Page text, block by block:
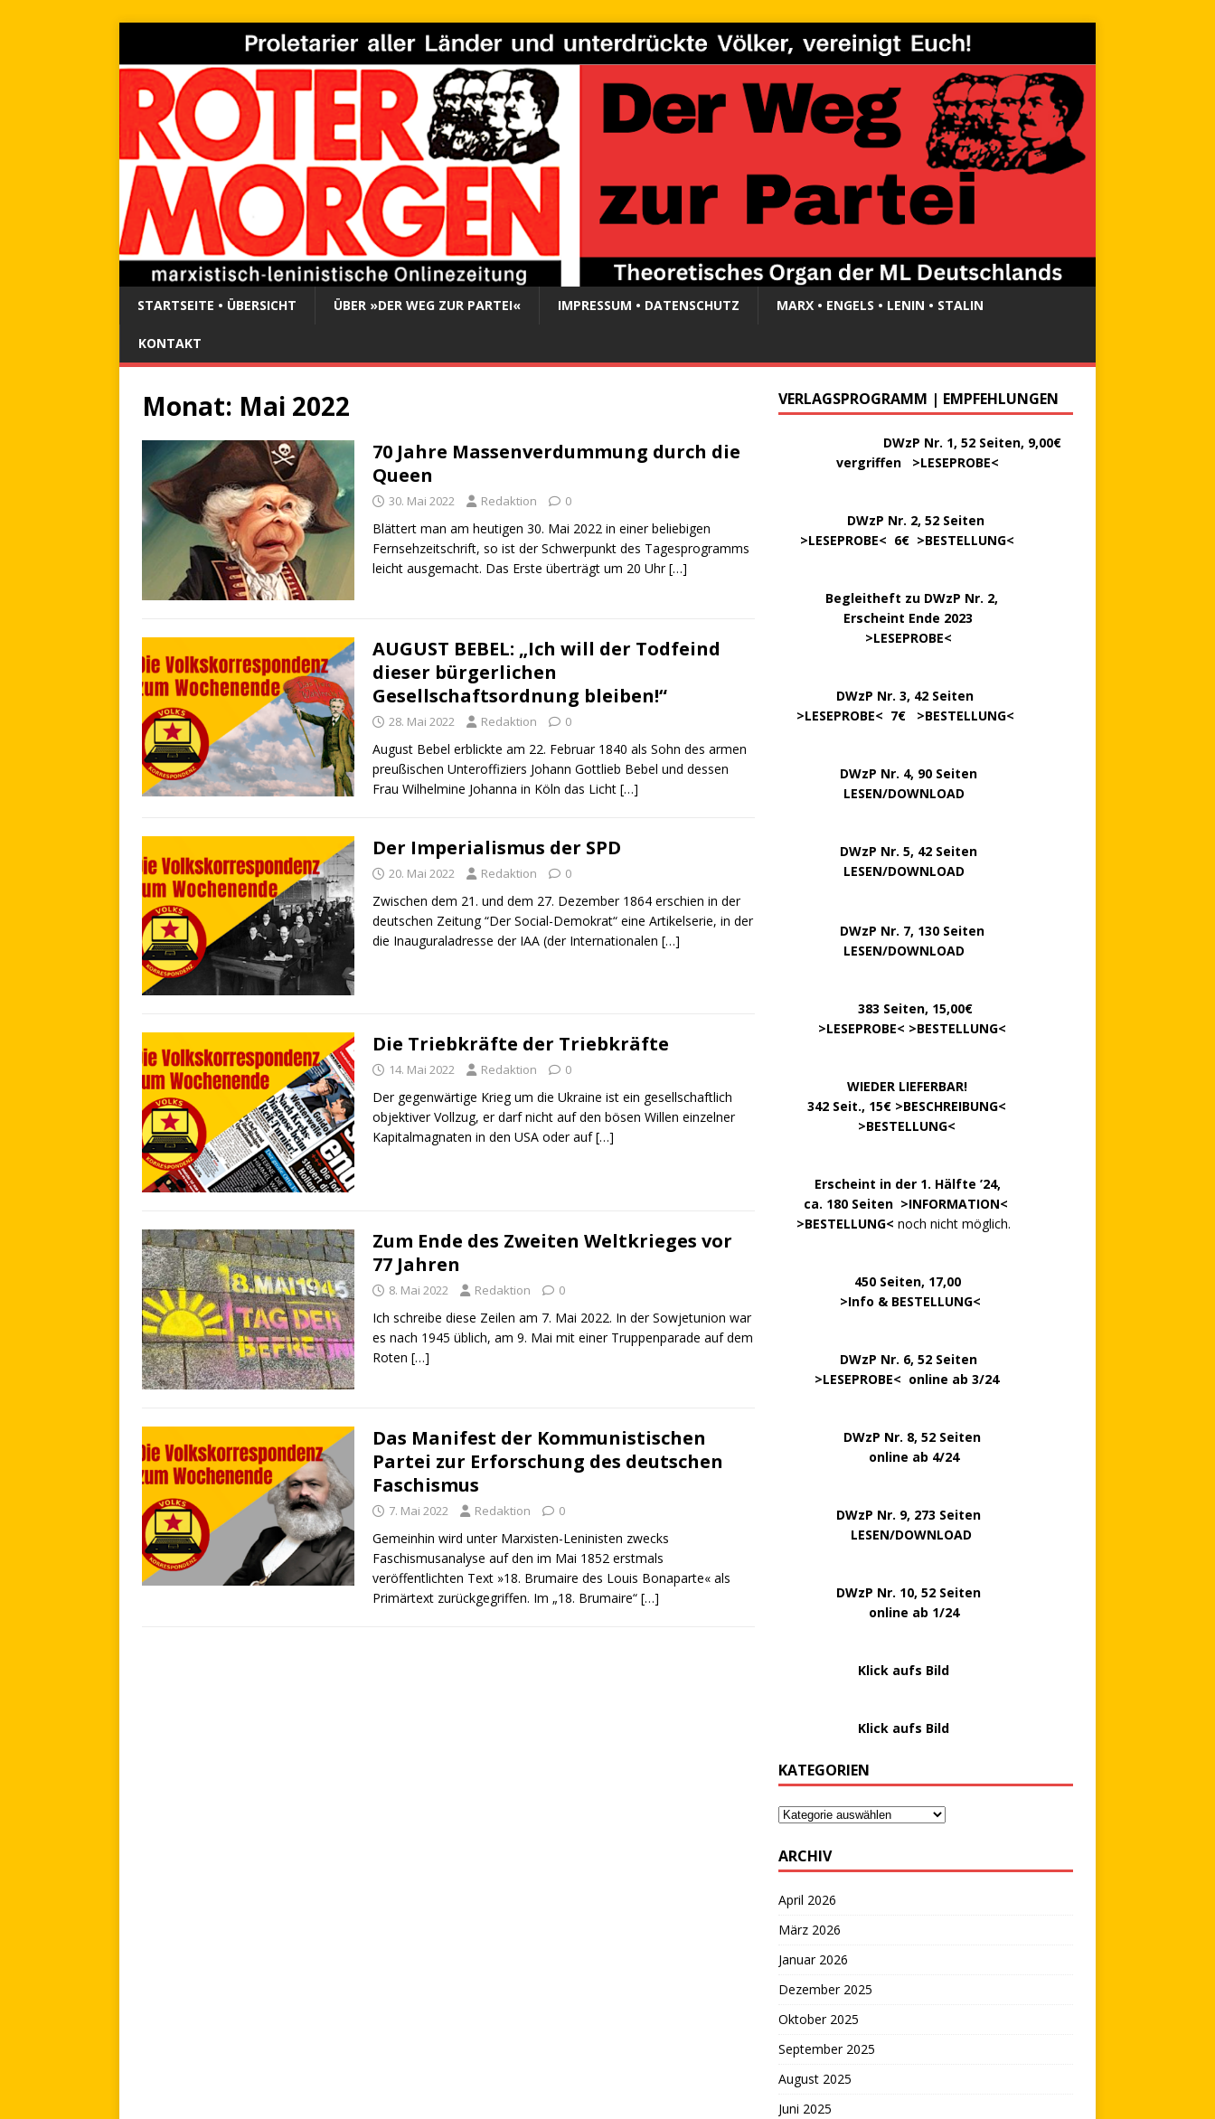
STARTSEITE • ÜBERSICHT ÜBER »DER WEG ZUR PARTEI« IMPRESSUM • DATENSCHUTZ MARX • ENGELS • LENIN • STALIN
KONTAKT
Monat: Mai 2022
70 Jahre Massenverdummung durch die
Queen
30. Mai 2022 Redaktion 0
Blättert man am heutigen 30. Mai 2022 in einer beliebigen
Fernsehzeitschrift, so ist der Schwerpunkt des Tagesprogramms
leicht ausgemacht. Das Erste überträgt um 20 Uhr[…]
AUGUST BEBEL: „Ich will der Todfeind
dieser bürgerlichen
Gesellschaftsordnung bleiben!“
28. Mai 2022 Redaktion 0
August Bebel erblickte am 22. Februar 1840 als Sohn des armen
preußischen Unteroffiziers Johann Gottlieb Bebel und dessen
Frau Wilhelmine Johanna in Köln das Licht […]
Der Imperialismus der SPD
20. Mai 2022 Redaktion 0
Zwischen dem 21. und dem 27. Dezember 1864 erschien in der
deutschen Zeitung “Der Social-Demokrat“ eine Artikelserie, in der
die Inauguraladresse der IAA (der Internationalen […]
Die Triebkräfte der Triebkräfte
14. Mai 2022 Redaktion 0
Der gegenwärtige Krieg um die Ukraine ist ein gesellschaftlich
objektiver Vollzug, er darf nicht auf den bösen Willen einzelner
Kapitalmagnaten in den USA oder auf[…]
Zum Ende des Zweiten Weltkrieges vor
77 Jahren
8. Mai 2022 Redaktion 0
Ich schreibe diese Zeilen am 7. Mai 2022. In der Sowjetunion war
es nach 1945 üblich, am 9. Mai mit einer Truppenparade auf dem
Roten […]
Das Manifest der Kommunistischen
Partei zur Erforschung des deutschen
Faschismus
7. Mai 2022 Redaktion 0
Gemeinhin wird unter Marxisten-Leninisten zwecks
Faschismusanalyse auf den im Mai 1852 erstmals
veröffentlichten Text »18. Brumaire des Louis Bonaparte« als
Primärtext zurückgegriffen. Im „18. Brumaire“ […]
VERLAGSPROGRAMM | EMPFEHLUNGEN
DWzP Nr. 1, 52 Seiten, 9,00€
vergriffen >LESEPROBE<
DWzP Nr. 2, 52 Seiten
>LESEPROBE< 6€ >BESTELLUNG<
Begleitheft zu DWzP Nr. 2,
Erscheint Ende 2023
>LESEPROBE<
DWzP Nr. 3, 42 Seiten
>LESEPROBE< 7€ >BESTELLUNG<
DWzP Nr. 4, 90 Seiten
LESEN/DOWNLOAD
DWzP Nr. 5, 42 Seiten
LESEN/DOWNLOAD
DWzP Nr. 7, 130 Seiten
LESEN/DOWNLOAD
383 Seiten, 15,00€
>LESEPROBE< >BESTELLUNG<
WIEDER LIEFERBAR!
342 Seit., 15€ >BESCHREIBUNG<
>BESTELLUNG<
Erscheint in der 1. Hälfte ’24,
ca. 180 Seiten >INFORMATION<
>BESTELLUNG< noch nicht möglich.
450 Seiten, 17,00
>Info & BESTELLUNG<
DWzP Nr. 6, 52 Seiten
>LESEPROBE< online ab 3/24
DWzP Nr. 8, 52 Seiten
online ab 4/24
DWzP Nr. 9, 273 Seiten
LESEN/DOWNLOAD
DWzP Nr. 10, 52 Seiten
online ab 1/24
Klick aufs Bild
Klick aufs Bild
KATEGORIEN
ARCHIV
April 2026
März 2026
Januar 2026
Dezember 2025
Oktober 2025
September 2025
August 2025
Juni 2025